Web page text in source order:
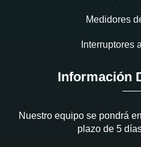
Medidores
Interruptores
Información
Nuestro equipo se pondrá
plazo de 5